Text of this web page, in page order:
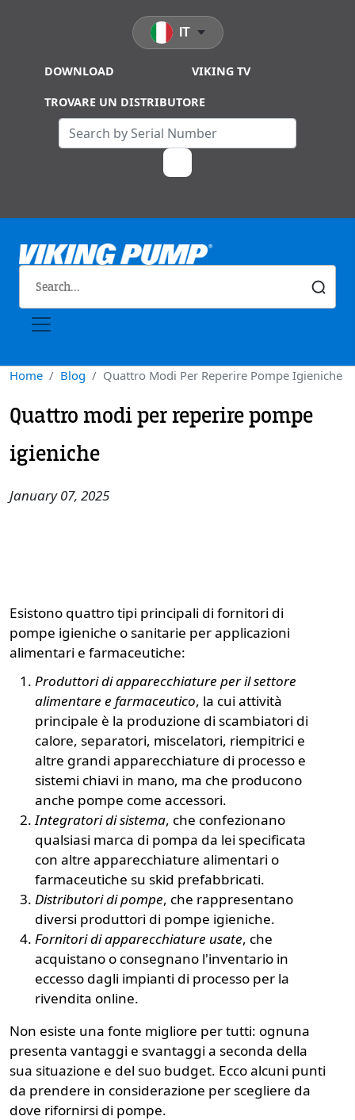
DOWNLOAD VIKING TV
TROVARE UN DISTRIBUTORE
IT
Home Blog Quattro Modi Per Reperire Pompe Igieniche
Quattro modi per reperire pompe
igieniche
January 07, 2025
Esistono quattro tipi principali di fornitori di
pompe igieniche o sanitarie per applicazioni
alimentari e farmaceutiche:
Produttori di apparecchiature per il settore
alimentare e farmaceutico, la cui attività
principale è la produzione di scambiatori di
calore, separatori, miscelatori, riempitrici e
altre grandi apparecchiature di processo e
sistemi chiavi in mano, ma che producono
anche pompe come accessori.
Integratori di sistema, che confezionano
qualsiasi marca di pompa da lei specificata
con altre apparecchiature alimentari o
farmaceutiche su skid prefabbricati.
Distributori di pompe, che rappresentano
diversi produttori di pompe igieniche.
Fornitori di apparecchiature usate, che
acquistano o consegnano l'inventario in
eccesso dagli impianti di processo per la
rivendita online.
Non esiste una fonte migliore per tutti: ognuna
presenta vantaggi e svantaggi a seconda della
sua situazione e del suo budget. Ecco alcuni punti
da prendere in considerazione per scegliere da
dove rifornirsi di pompe.